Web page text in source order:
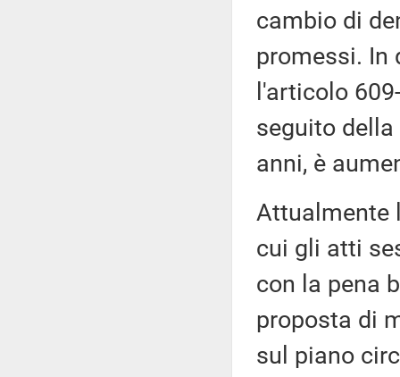
cambio di
promessi. In
l'articolo 609-
seguito
anni, è
Attualmente
cui gli atti
con la pena
proposta di
sul piano